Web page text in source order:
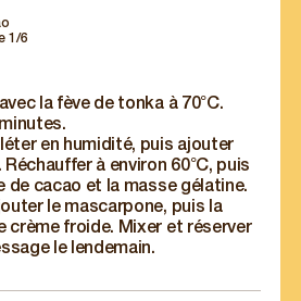
1/6
la fève de tonka à 70°C.
en humidité, puis ajouter
à environ 60°C, puis
de cacao et la masse gélatine.
le mascarpone, puis la
crème froide. Mixer et réserver
le lendemain.